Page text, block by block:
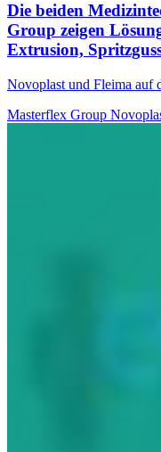
Die beiden
Group zeigen
Extrusion,
Novoplast und Fleima auf
Masterflex Group